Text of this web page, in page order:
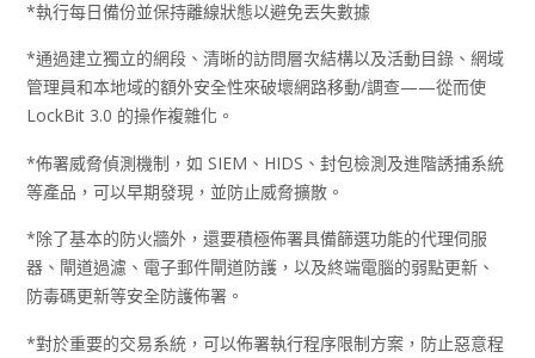
*執行每日備份並保持離線狀態以避免丟失數據
*通過建立獨立的網段、清晰的訪問層次結構以及活動目錄、網域
管理員和本地域的額外安全性來破壞網路移動/調查——從而使
LockBit 3.0 的操作複雜化。
*佈署威脅偵測機制，如 SIEM、HIDS、封包檢測及進階誘捕系統
等產品，可以早期發現，並防止威脅擴散。
*除了基本的防火牆外，還要積極佈署具備篩選功能的代理伺服
器、閘道過濾、電子郵件閘道防護，以及終端電腦的弱點更新、
防毒碼更新等安全防護佈署。
*對於重要的交易系統，可以佈署執行程序限制方案，防止惡意程